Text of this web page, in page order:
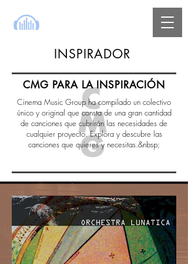
INSPIRADOR
CMG PARA LA INSPIRACIÓN
Cinema Music Group ha compilado un colectivo
único y original que consta de una gran cantidad
de canciones que cubrirán las necesidades de
cualquier proyecto. Explora y descubre las
canciones que quieres y necesitas.&nbsp;